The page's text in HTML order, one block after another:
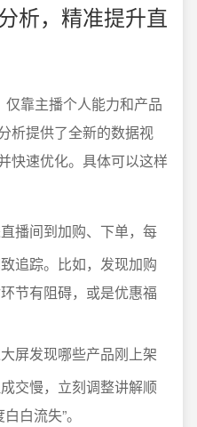
析，精准提升直
仅靠主播个人能力和产品
析提供了全新的数据视
快速优化。具体可以这样
播间到加购、下单，每
追踪。比如，发现加购
节有阻碍，或是优惠福
屏发现哪些产品刚上架
交慢，立刻调整讲解顺
白流失”。